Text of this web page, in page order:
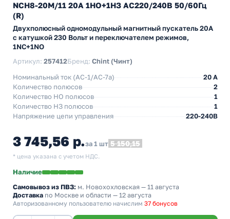
NCH8-20M/11 20А 1НО+1НЗ АС220/240В 50/60Гц
(R)
Двухполюсный одномодульный магнитный пускатель 20А
с катушкой 230 Вольт и переключателем режимов,
1NC+1NO
Артикул: 257412Бренд: Chint (Чинт)
Номинальный ток (АС-1/AC-7a)
20 A
Количество полюсов
2
Количество НO полюсов
1
Количество НЗ полюсов
1
Напряжение цепи управления
220-240В
3 745,56 р.за 1 шт 5 150,15
* цена указана с учетом НДС.
Наличие
Самовывоз из ПВЗ: м. Новохохловская — 11 августа
Доставка по Москве и области — 12 августа
Авторизованному пользователю начислим 37 бонусов